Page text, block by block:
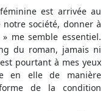
est arrivée au
société, donner à
me semble essentiel.
du roman, jamais ni
pourtant à mes yeux
en elle de manière
de la condition